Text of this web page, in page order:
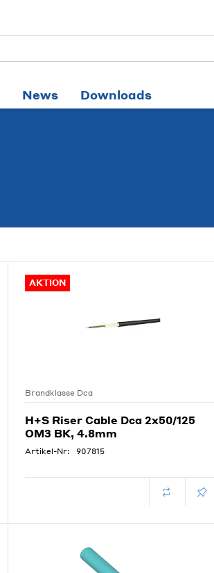
News Downloads
AKTION
Brandklasse Dca
H+S Riser Cable Dca 2x50/125
OM3 BK, 4.8mm
Artikel-Nr: 907815